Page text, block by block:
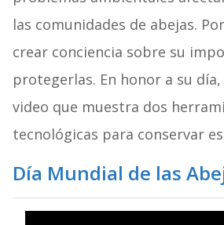
las comunidades de abejas.
crear conciencia sobre su
protegerlas. En honor a su
video que muestra dos
tecnológicas para conservar
Día Mundial de las